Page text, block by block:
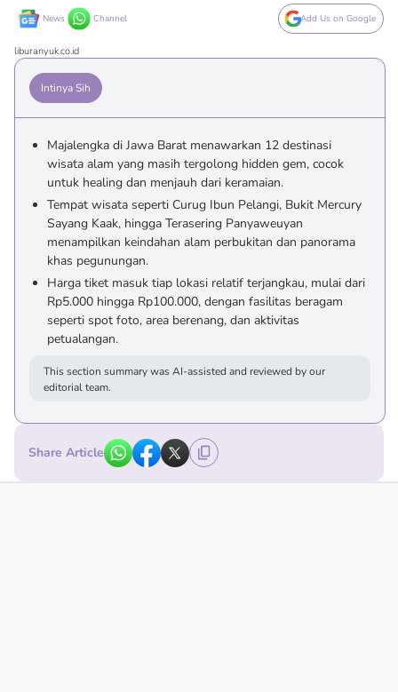
News Channel Add Us on Google
liburanyuk.co.id
Intinya Sih
Majalengka di Jawa Barat menawarkan 12 destinasi
wisata alam yang masih tergolong hidden gem, cocok
untuk healing dan menjauh dari keramaian.
Tempat wisata seperti Curug Ibun Pelangi, Bukit Mercury
Sayang Kaak, hingga Terasering Panyaweuyan
menampilkan keindahan alam perbukitan dan panorama
khas pegunungan.
Harga tiket masuk tiap lokasi relatif terjangkau, mulai dari
Rp5.000 hingga Rp100.000, dengan fasilitas beragam
seperti spot foto, area berenang, dan aktivitas
petualangan.
This section summary was AI-assisted and reviewed by our
editorial team.
Share Article